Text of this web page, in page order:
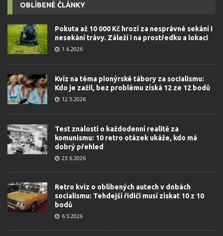
OBLÍBENÉ ČLÁNKY
Pokuta až 10 000 Kč hrozí za nesprávné sekání i
nesekání trávy. Záleží i na prostředku a lokaci
1.6.2026
Kvíz na téma pionýrské tábory za socialismu:
Kdo je zažil, bez problému získá 12 ze 12 bodů
12.5.2026
Test znalostí o každodenní realitě za
komunismu: 10 retro otázek ukáže, kdo má
dobrý přehled
23.6.2026
Retro kvíz o oblíbených autech v dobách
socialismu: Tehdejší řidiči musí získat 10 z 10
bodů
6.5.2026